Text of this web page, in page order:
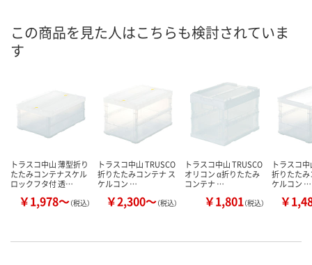
この商品を見た人はこちらも検討されていま
す
トラスコ中山 薄型折り
たたみコンテナスケル
ロックフタ付 透…
￥1,978～（税込）
トラスコ中山 TRUSCO
折りたたみコンテナ ス
ケルコン …
￥2,300～（税込）
トラスコ中山 TRUSCO
オリコン α折りたたみ
コンテナ …
￥1,801（税込）
トラスコ
折りたた
ケルコン …
￥